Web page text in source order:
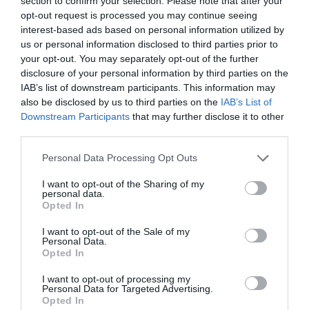
opt-out request is processed you may continue seeing
interest-based ads based on personal information utilized by
us or personal information disclosed to third parties prior to
your opt-out. You may separately opt-out of the further
disclosure of your personal information by third parties on the
IAB’s list of downstream participants. This information may
also be disclosed by us to third parties on the IAB’s List of
Downstream Participants that may further disclose it to other
Personal Data Processing Opt Outs
I want to opt-out of the Sharing of my
personal data.
Opted In
I want to opt-out of the Sale of my
Personal Data.
Opted In
I want to opt-out of processing my
Personal Data for Targeted Advertising.
Opted In
Índex2P
eSports
Para la temporada 2023,la LVP ha renovado a
todos sus patrocinadores de la Superliga: Omen,
Intel, El Corte Inglés, Magnum, Air Europa, Domino’s
Pizza, Takis y Cacaolat.
Añadir2Playbookcomo fuente preferida de Google
de forma gratuita
Mantente informado con las últimas noticias de actualidad.
ACTIVAR AHORA
Imprimir